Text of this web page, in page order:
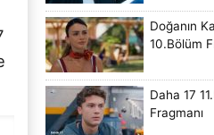
Doğanın
10.Bölüm
Daha 17
Fragmanı